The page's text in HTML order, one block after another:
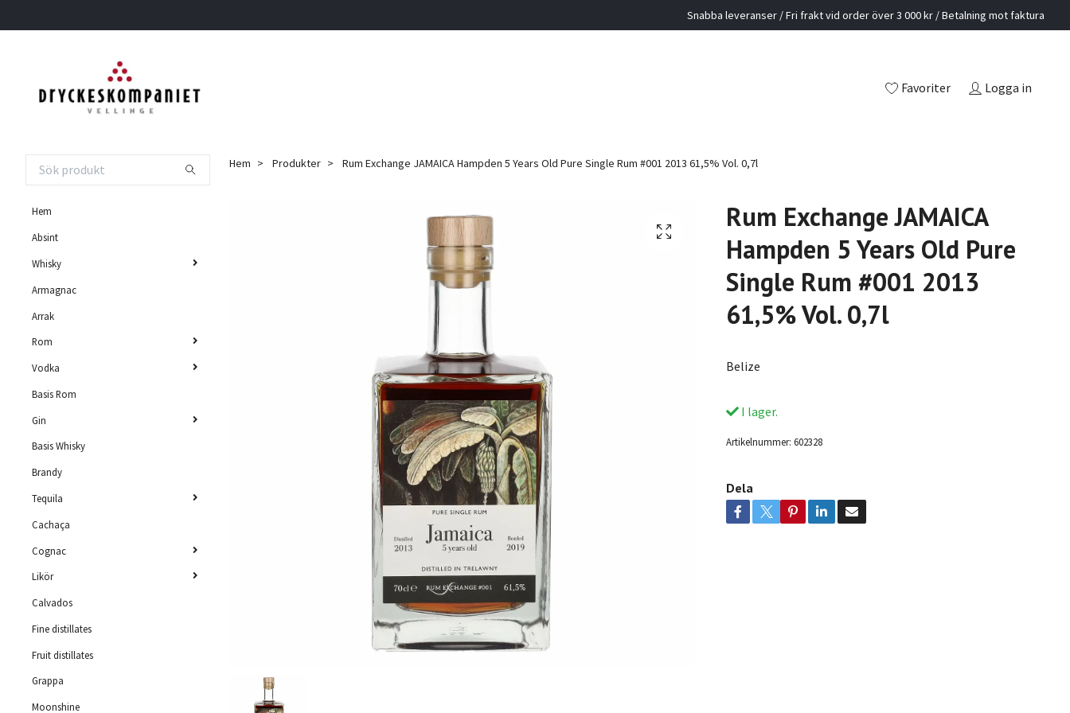
Snabba leveranser / Fri frakt vid order över 3 000 kr / Betalning mot faktura
Favoriter Logga in
Hem
Absint
Whisky
Armagnac
Arrak
Rom
Vodka
Basis Rom
Gin
Basis Whisky
Brandy
Tequila
Cachaça
Cognac
Likör
Calvados
Fine distillates
Fruit distillates
Grappa
Moonshine
Hem Produkter Rum Exchange JAMAICA Hampden 5 Years Old Pure Single Rum #001 2013 61,5% Vol. 0,7l
Rum Exchange JAMAICA
Hampden 5 Years Old Pure
Single Rum #001 2013
61,5% Vol. 0,7l
Belize
I lager.
Artikelnummer: 602328
Dela